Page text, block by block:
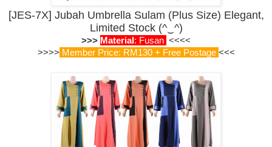
[JES-7X] Jubah Umbrella Sulam (Plus Size) Elegant,
Limited Stock (^‿^)
>>> Material: Fusan <<<<
>>>> Member Price: RM130 + Free Postage <<<